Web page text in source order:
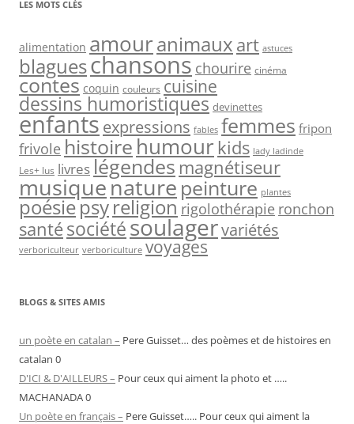
LES MOTS CLÉS
alimentation amouranimaux art astuces
blagueschansons chourire cinéma
contes coquin couleurs cuisine
dessins humoristiques devinettes
enfantsexpressions fables femmes fripon
frivole histoire humour kids lady ladinde
Les+ lus livreslégendes magnétiseur
musiquenature peinture plantes
poésiepsyreligion rigolothérapie ronchon
santésociétésoulagervariétés
verboriculteur verboriculture voyages
BLOGS & SITES AMIS
un poète en catalan – Pere Guisset… des poèmes et de histoires en
catalan 0
D'ICI & D'AILLEURS – Pour ceux qui aiment la photo et …..
MACHANADA 0
Un poète en français – Pere Guisset….. Pour ceux qui aiment la